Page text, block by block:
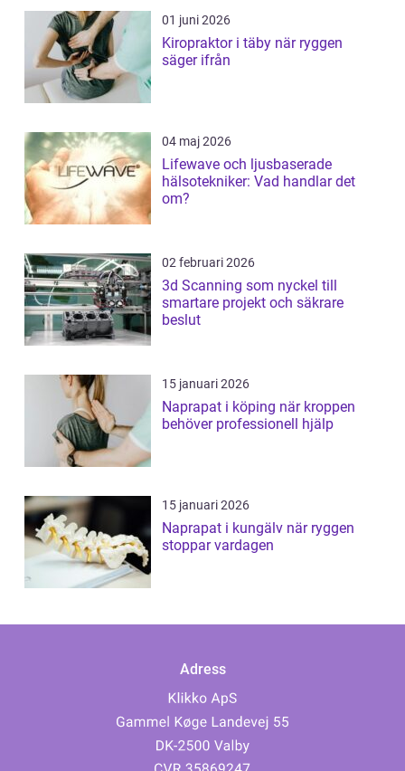
01 juni 2026
Kiropraktor i täby när ryggen
säger ifrån
04 maj 2026
Lifewave och ljusbaserade
hälsotekniker: Vad handlar det
om?
02 februari 2026
3d Scanning som nyckel till
smartare projekt och säkrare
beslut
15 januari 2026
Naprapat i köping när kroppen
behöver professionell hjälp
15 januari 2026
Naprapat i kungälv när ryggen
stoppar vardagen
Adress